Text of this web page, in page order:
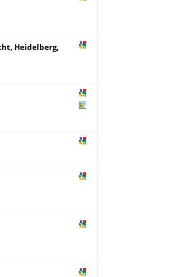
Heidelberg,